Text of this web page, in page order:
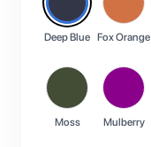
Deep Blue Fox Orange
Moss Mulberry